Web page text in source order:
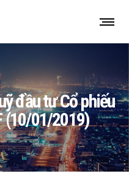
đầu tư Cổ phiếu
(10/01/2019)